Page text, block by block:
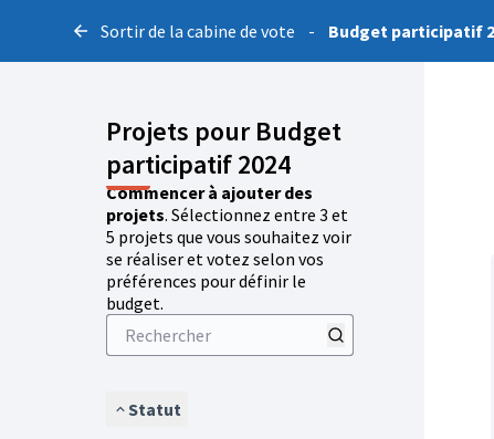
Sortir de la cabine de vote - Budget participatif
Projets pour Budget
participatif 2024
Commencer à ajouter des
projets. Sélectionnez entre 3 et
5 projets que vous souhaitez voir
se réaliser et votez selon vos
préférences pour définir le
budget.
Statut